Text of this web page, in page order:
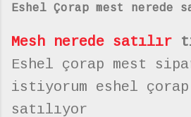
Eshel Çorap mest nerede
Mesh nerede satılır
Eshel çorap mest
istiyorum eshel çorap
satılıyor